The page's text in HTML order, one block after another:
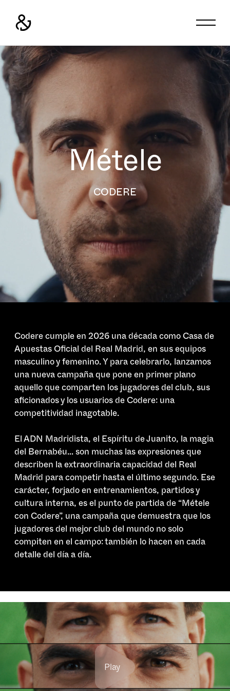
Métele
CODERE
Codere cumple en 2026 una década como Casa de
Apuestas Oficial del Real Madrid, en sus equipos
masculino y femenino. Y para celebrarlo, lanzamos
una nueva campaña que pone en primer plano
aquello que comparten los jugadores del club, sus
aficionados y los usuarios de Codere: una
competitividad inagotable.
El ADN Madridista, el Espíritu de Juanito, la magia
del Bernabéu… son muchas las expresiones que
describen la extraordinaria capacidad del Real
Madrid para competir hasta el último segundo. Ese
carácter, forjado en entrenamientos, partidos y
cultura interna, es el punto de partida de “Métele
con Codere”, una campaña que demuestra que los
jugadores del mejor club del mundo no solo
compiten en el campo: también lo hacen en cada
detalle del día a día.
Play